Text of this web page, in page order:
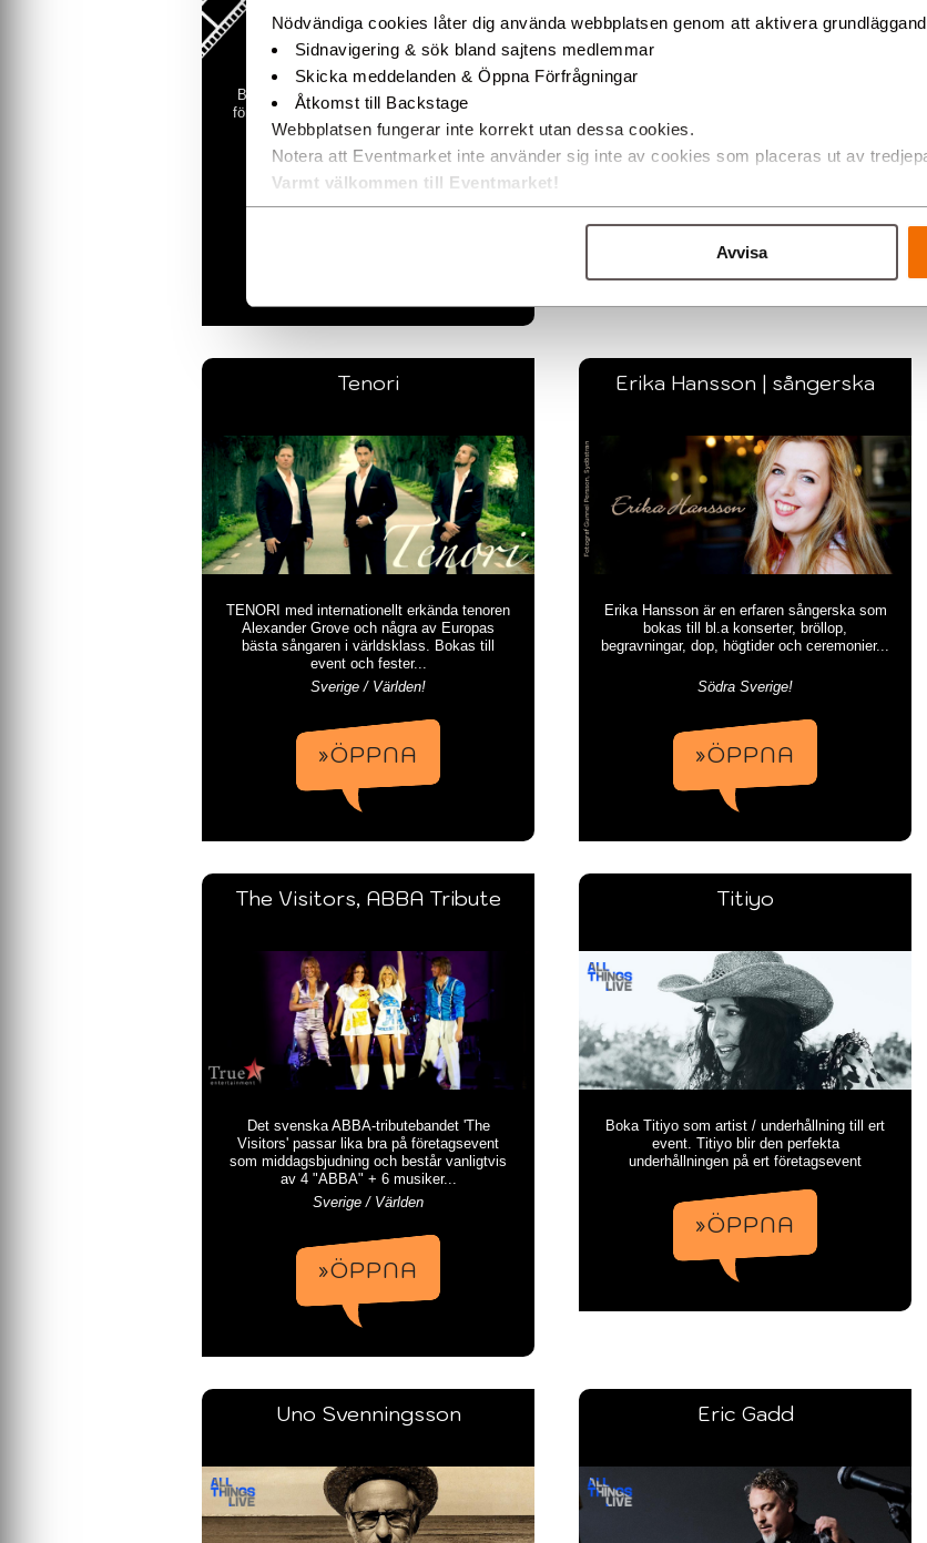
Nödvändiga cookies låter dig använda webbplatsen genom att aktivera
Sidnavigering & sök bland sajtens medlemmar
Skicka meddelanden & Öppna Förfrågningar
Åtkomst till Backstage
Webbplatsen fungerar inte korrekt utan dessa cookies.
Notera att Eventmarket inte använder sig inte av cookies som placeras ut av
Varmt välkommen till Eventmarket!
Avvisa
Boka Pernilla Wahlgren som artist till ditt
företagsarrangemang med sina största 80-
tals hits
som föreläsare till er konferens.
Tenori
TENORI med internationellt erkända tenoren
Alexander Grove och några av Europas
bästa sångaren i världsklass. Bokas till
event och fester...
Sverige / Världen!
»ÖPPNA
Erika Hansson | sångerska
Erika Hansson är en erfaren sångerska som
bokas till bl.a konserter, bröllop,
begravningar, dop, högtider och ceremonier...
Södra Sverige!
»ÖPPNA
The Visitors, ABBA Tribute
Det svenska ABBA-tributebandet 'The
Visitors' passar lika bra på företagsevent
som middagsbjudning och består vanligtvis
av 4 "ABBA" + 6 musiker...
Sverige / Världen
»ÖPPNA
Titiyo
Boka Titiyo som artist / underhållning till ert
event. Titiyo blir den perfekta
underhållningen på ert företagsevent
»ÖPPNA
Uno Svenningsson Eric Gadd